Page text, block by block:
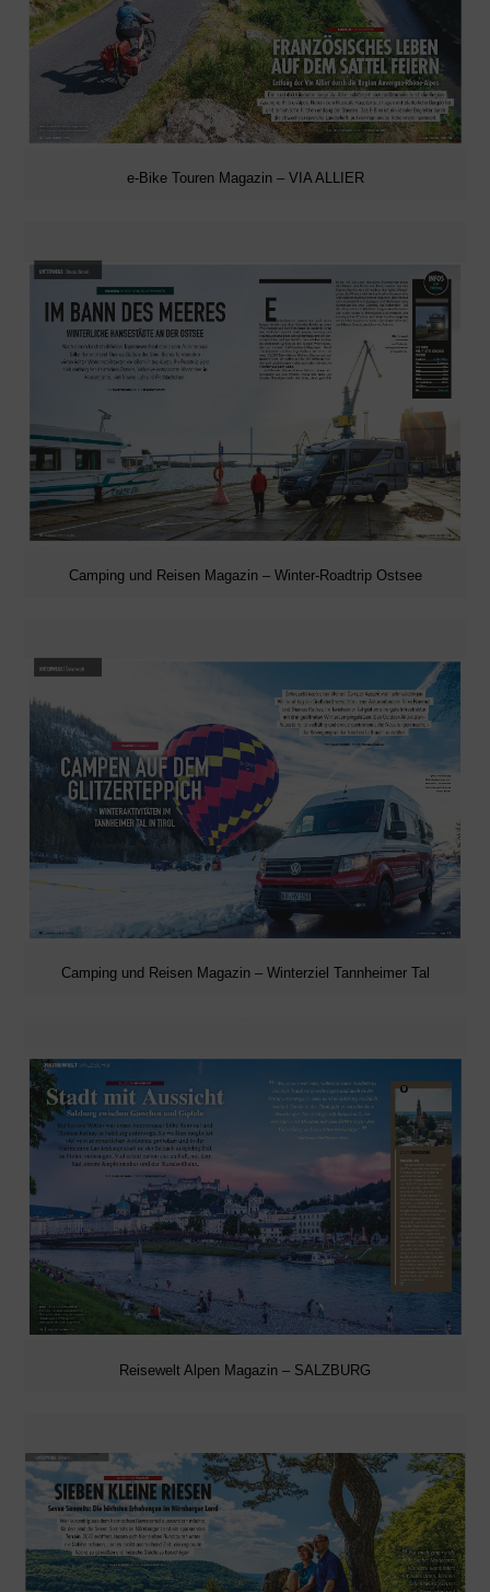
e-Bike Touren Magazin – VIA ALLIER
Camping und Reisen Magazin – Winter-Roadtrip Ostsee
Camping und Reisen Magazin – Winterziel Tannheimer Tal
Reisewelt Alpen Magazin – SALZBURG